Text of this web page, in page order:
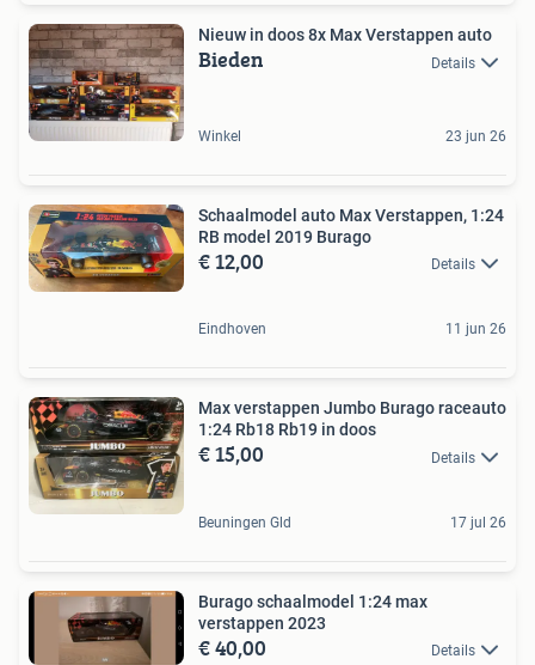
Nieuw in doos 8x Max Verstappen auto
Bieden Details
Winkel 23 jun 26
Schaalmodel auto Max Verstappen, 1:24
RB model 2019 Burago
€ 12,00 Details
Eindhoven 11 jun 26
Max verstappen Jumbo Burago raceauto
1:24 Rb18 Rb19 in doos
€ 15,00 Details
Beuningen Gld 17 jul 26
Burago schaalmodel 1:24 max
verstappen 2023
€ 40,00 Details